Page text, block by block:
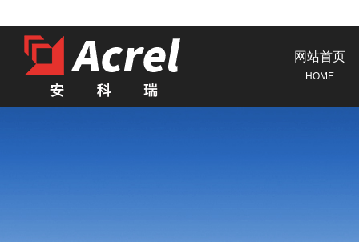
网站首页
HOME